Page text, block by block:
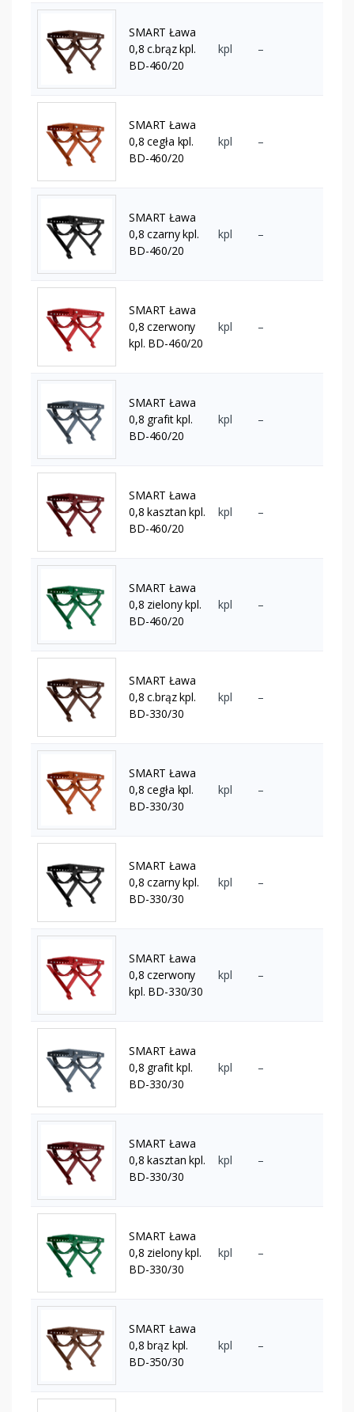
SMART Ława
0,8 c.brąz kpl.
BD-460/20
kpl –
SMART Ława
0,8 cegła kpl.
BD-460/20
kpl –
SMART Ława
0,8 czarny kpl.
BD-460/20
kpl –
SMART Ława
0,8 czerwony
kpl. BD-460/20
kpl –
SMART Ława
0,8 grafit kpl.
BD-460/20
kpl –
SMART Ława
0,8 kasztan kpl.
BD-460/20
kpl –
SMART Ława
0,8 zielony kpl.
BD-460/20
kpl –
SMART Ława
0,8 c.brąz kpl.
BD-330/30
kpl –
SMART Ława
0,8 cegła kpl.
BD-330/30
kpl –
SMART Ława
0,8 czarny kpl.
BD-330/30
kpl –
SMART Ława
0,8 czerwony
kpl. BD-330/30
kpl –
SMART Ława
0,8 grafit kpl.
BD-330/30
kpl –
SMART Ława
0,8 kasztan kpl.
BD-330/30
kpl –
SMART Ława
0,8 zielony kpl.
BD-330/30
kpl –
SMART Ława
0,8 brąz kpl.
BD-350/30
kpl –